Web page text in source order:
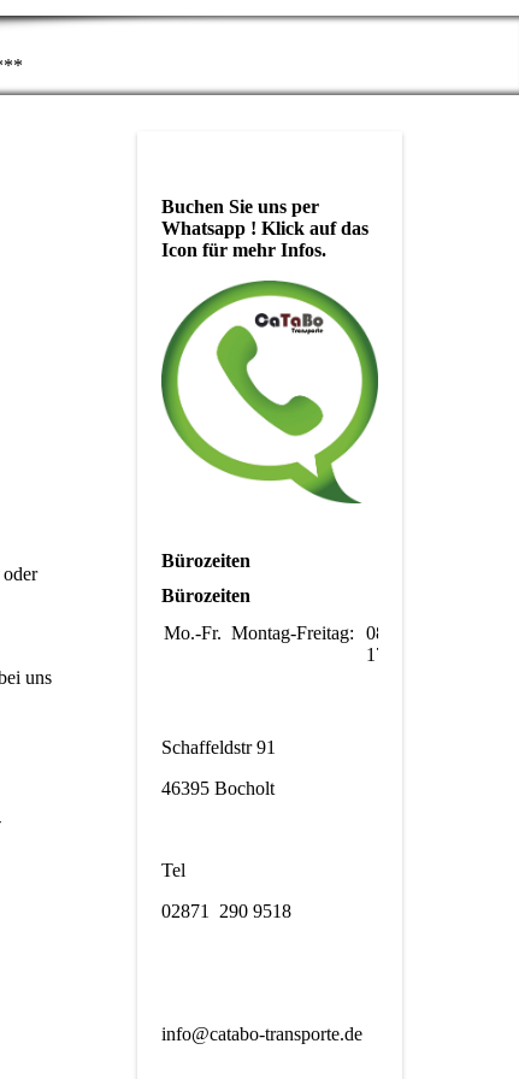
uns
Buchen Sie uns per
Whatsapp ! Klick auf das
Icon für mehr Infos.
Bürozeiten
Bürozeiten
Mo.-Fr. Montag-Freitag:
08:00-
17:00
Schaffeldstr 91
46395 Bocholt
Tel
02871 290 9518
info@catabo-transporte.de